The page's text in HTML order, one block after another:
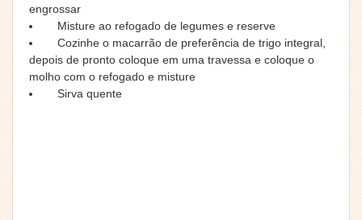
engrossar
Misture ao refogado de legumes e reserve
Cozinhe o macarrão de preferência de trigo integral,
depois de pronto coloque em uma travessa e coloque o
molho com o refogado e misture
Sirva quente